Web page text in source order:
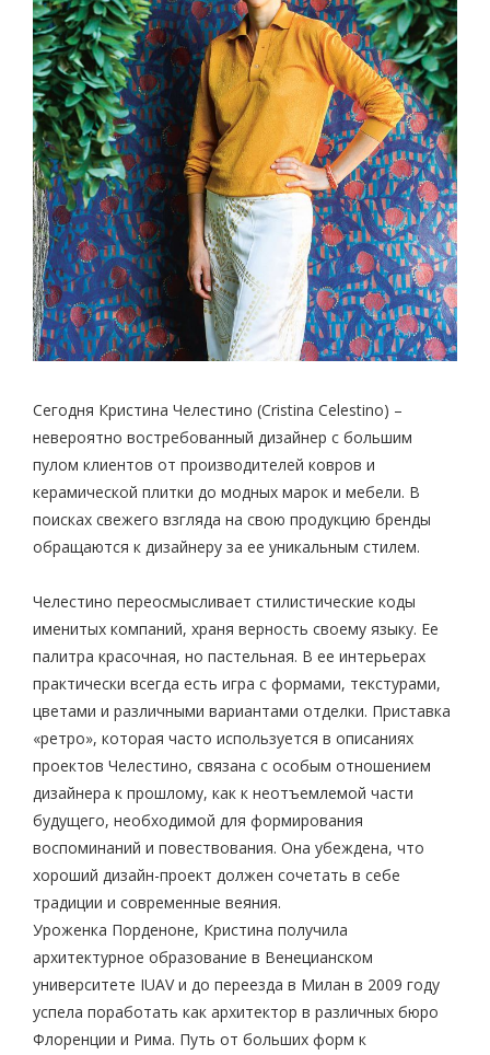
Сегодня Кристина Челестино (Cristina Celestino) –
невероятно востребованный дизайнер с большим
пулом клиентов от производителей ковров и
керамической плитки до модных марок и мебели. В
поисках свежего взгляда на свою продукцию бренды
обращаются к дизайнеру за ее уникальным стилем.
Челестино переосмысливает стилистические коды
именитых компаний, храня верность своему языку. Ее
палитра красочная, но пастельная. В ее интерьерах
практически всегда есть игра с формами, текстурами,
цветами и различными вариантами отделки. Приставка
«ретро», которая часто используется в описаниях
проектов Челестино, связана с особым отношением
дизайнера к прошлому, как к неотъемлемой части
будущего, необходимой для формирования
воспоминаний и повествования. Она убеждена, что
хороший дизайн-проект должен сочетать в себе
традиции и современные веяния.
Уроженка Порденоне, Кристина получила
архитектурное образование в Венецианском
университете IUAV и до переезда в Милан в 2009 году
успела поработать как архитектор в различных бюро
Флоренции и Рима. Путь от больших форм к